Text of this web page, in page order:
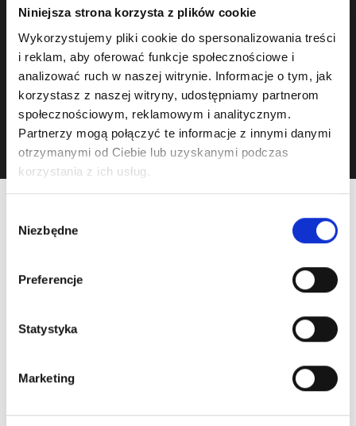
Niniejsza strona korzysta z plików cookie
Wykorzystujemy pliki cookie do spersonalizowania treści
i reklam, aby oferować funkcje społecznościowe i
analizować ruch w naszej witrynie. Informacje o tym, jak
korzystasz z naszej witryny, udostępniamy partnerom
społecznościowym, reklamowym i analitycznym.
Partnerzy mogą połączyć te informacje z innymi danymi
otrzymanymi od Ciebie lub uzyskanymi podczas
korzystania z ich usług.
zgody
Niezbędne
Preferencje
Statystyka
Marketing
1/6
"Ezzel az exkluzív PEAQ-kollekcióval
merész kijelentést szeretnénk tenni a
szórakoztatóelektronikai ágazatban -
cégként és márkaként egyaránt. Nagy
örömünkre szolgál, hogy együtt
Robbie Williamsszel. Ez a hosszú távú